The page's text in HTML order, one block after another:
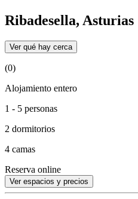
Ribadesella, Asturias
Ver qué hay cerca
(0)
Alojamiento entero
1 - 5 personas
2 dormitorios
4 camas
Reserva online
Ver espacios y precios